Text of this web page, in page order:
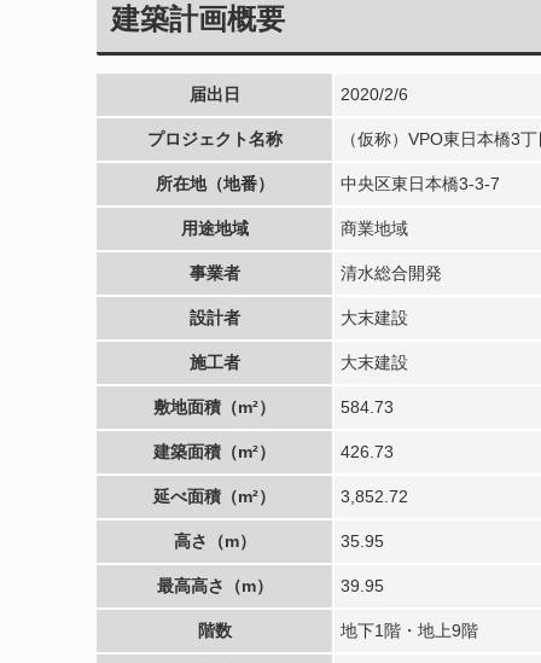
建築計画概要
届出日 2020/2/6
プロジェクト名称 （仮称）VPO東日本橋3
所在地（地番） 中央区東日本橋3-3-7
用途地域 商業地域
事業者 清水総合開発
設計者 大末建設
施工者 大末建設
敷地面積（m²） 584.73
建築面積（m²） 426.73
延べ面積（m²） 3,852.72
高さ（m） 35.95
最高高さ（m） 39.95
階数 地下1階・地上9階